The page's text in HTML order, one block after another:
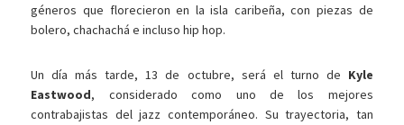
géneros que florecieron en la isla caribeña, con piezas de
bolero, chachachá e incluso hip hop.
Un día más tarde, 13 de octubre, será el turno de Kyle
Eastwood, considerado como uno de los mejores
contrabajistas del jazz contemporáneo. Su trayectoria, tan